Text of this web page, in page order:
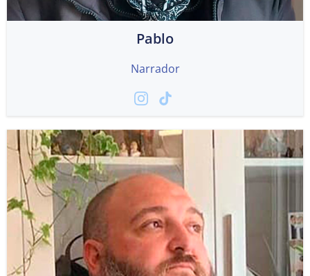
Pablo
Narrador